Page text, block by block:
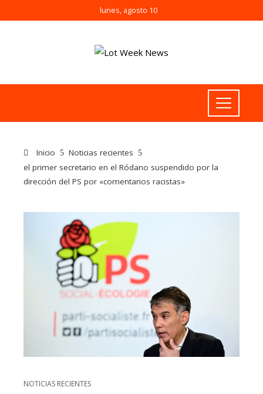
lunes, agosto 10
Inicio
Noticias recientes
el primer secretario en el Ródano suspendido por la
dirección del PS por «comentarios racistas»
NOTICIAS RECIENTES